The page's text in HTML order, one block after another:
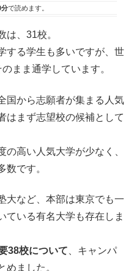
分で読めます。
は、31校。
する学生も多いですが、世
まま通学しています。
国から志願者が集まる人気
はまず志望校の候補として
高い人気大学が少なく、
数です。
大など、本部は東京でも一
ている有名大学も存在しま
38校について 、キャンパ
めました。